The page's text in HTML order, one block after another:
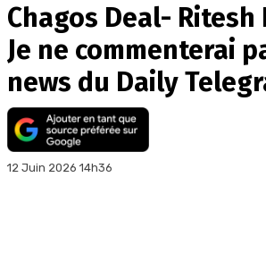
Chagos Deal- Ritesh
Je ne commenterai
news du Daily
12 Juin 2026 14h36